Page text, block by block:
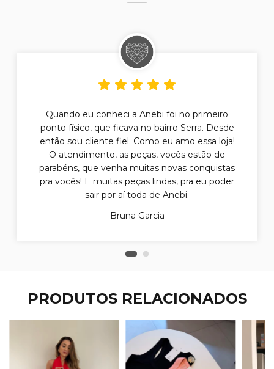
Quando eu conheci a Anebi foi no primeiro
ponto físico, que ficava no bairro Serra. Desde
então sou cliente fiel. Como eu amo essa loja!
O atendimento, as peças, vocês estão de
parabéns, que venha muitas novas conquistas
pra vocês! E muitas peças lindas, pra eu poder
sair por aí toda de Anebi.
Bruna Garcia
PRODUTOS RELACIONADOS